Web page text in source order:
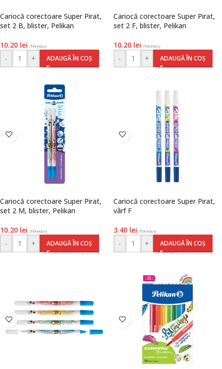
Cariocă corectoare Super Pirat,
set 2 B, blister, Pelikan
10.20 lei (TVA inclus)
- + ADAUGĂ ÎN COȘ
Cariocă corectoare Super Pirat,
set 2 F, blister, Pelikan
10.20 lei (TVA inclus)
- + ADAUGĂ ÎN COȘ
Cariocă corectoare Super Pirat,
set 2 M, blister, Pelikan
10.20 lei (TVA inclus)
- + ADAUGĂ ÎN COȘ
Cariocă corectoare Super Pirat,
vârf F
3.40 lei (TVA inclus)
- + ADAUGĂ ÎN COȘ